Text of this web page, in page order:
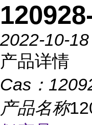
2022-10-18
产品详情
Cas：
产品名称